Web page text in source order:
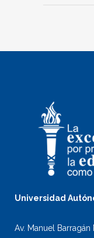
Universidad
Av. Manuel